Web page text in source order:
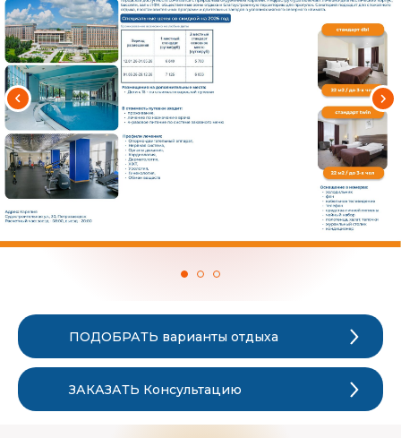
ПОДОБРАТЬ варианты отдыха
ЗАКАЗАТЬ Консультацию